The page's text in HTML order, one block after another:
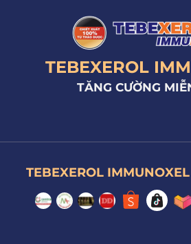
TEBEXEROL
TĂNG CƯỜNG
TEBEXEROL